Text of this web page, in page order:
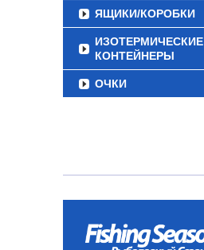
ЯЩИКИ/КОРОБКИ
ИЗОТЕРМИЧЕСКИЕ
КОНТЕЙНЕРЫ
ОЧКИ